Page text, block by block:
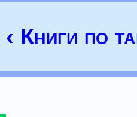
‹ Книги по